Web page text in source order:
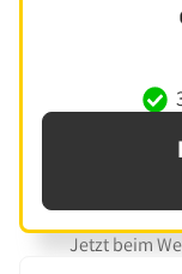
Jetzt beim